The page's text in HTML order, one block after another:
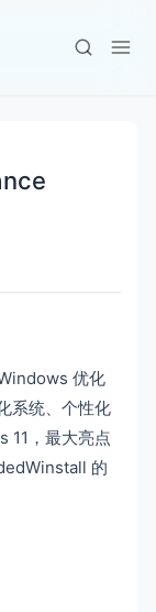
优化
系统、个性化
11，最大亮点
的